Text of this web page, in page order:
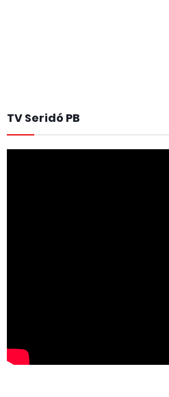
TV Seridó PB